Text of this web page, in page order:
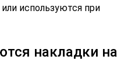
используются при
накладки на